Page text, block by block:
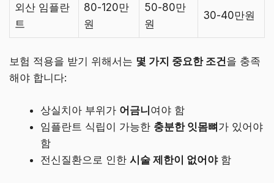
외산 임플란
트
80-120만
원
50-80만
원
30-40만원
보험 적용을 받기 위해서는 몇 가지 중요한 조건을 충족
해야 합니다:
상실치아 부위가 어금니여야 함
임플란트 식립이 가능한 충분한 잇몸뼈가 있어야
함
전신질환으로 인한 시술 제한이 없어야함